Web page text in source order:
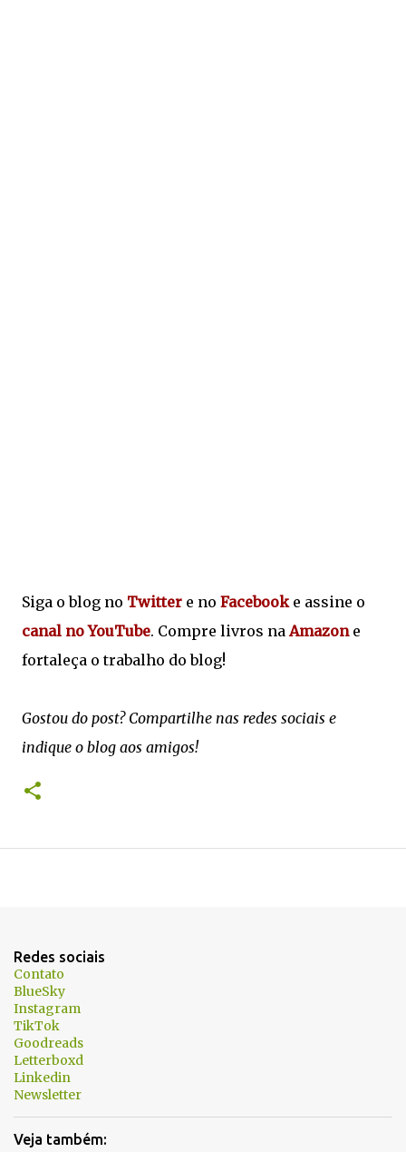
Siga o blog no Twitter e no Facebooke assine o
canal no YouTube. Compre livros naAmazone
fortaleça o trabalho do blog!
Gostou do post? Compartilhe nas redes sociais e
indique o blog aos amigos!
Redes sociais
Contato
BlueSky
Instagram
TikTok
Goodreads
Letterboxd
Linkedin
Newsletter
Veja também: